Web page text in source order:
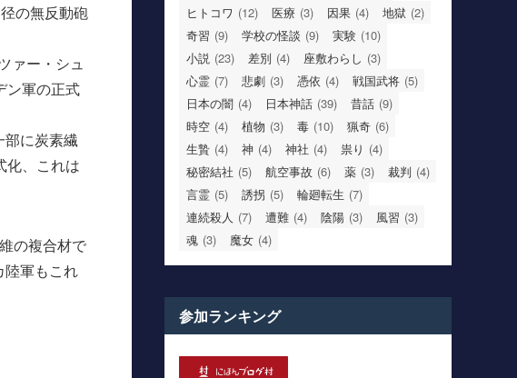
の無反動砲
ァー・シュ
ン軍の正式
部に炭素繊
化、これは
の複合材で
陸軍もこれ
ヒトコワ (12) 医療 (3) 因果 (4) 地獄 (2)
奇習 (9) 学校の怪談 (9) 実験 (10)
小説 (23) 差別 (4) 座敷わらし (3)
心霊 (7) 悲劇 (3) 憑依 (4) 戦国武将 (5)
日本の闇 (4) 日本神話 (39) 昔話 (9)
時空 (4) 植物 (3) 毒 (10) 猟奇 (6)
生贄 (4) 神 (4) 神社 (4) 祟り (4)
秘密結社 (5) 航空事故 (6) 薬 (3) 裁判 (4)
言霊 (5) 誘拐 (5) 輪廻転生 (7)
連続殺人 (7) 遭難 (4) 陰陽 (3) 風習 (3)
魂 (3) 魔女 (4)
参加ランキング